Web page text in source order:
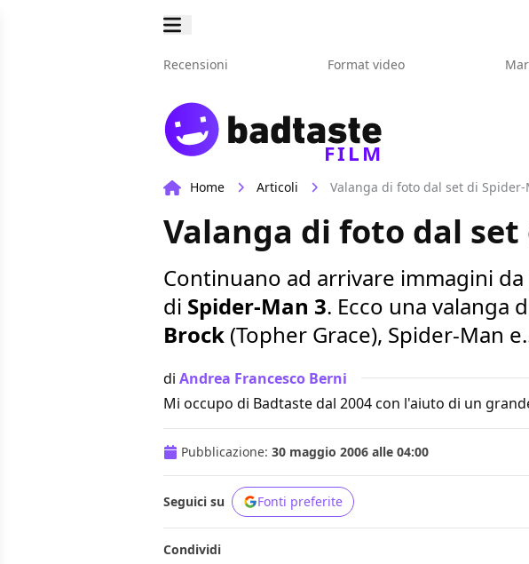
Recensioni Format video
FILM
Home Articoli Valanga di foto dal set di Spider-
Valanga di foto dal set
Continuano ad arrivare immagini da
di Spider-Man 3. Ecco una valanga
Brock (Topher Grace), Spider-Man
di Andrea Francesco Berni
Mi occupo di Badtaste dal 2004 con l'aiuto di un
Pubblicazione: 30 maggio 2006 alle 04:00
Seguici su Fonti preferite
Condividi